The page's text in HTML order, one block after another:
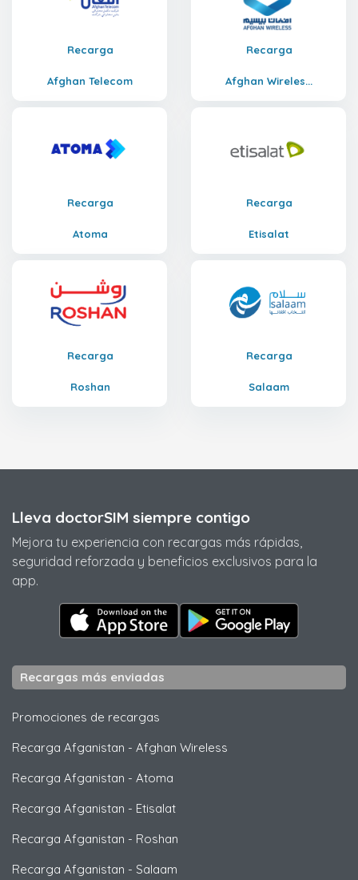
Recarga
Afghan Telecom
Recarga
Afghan Wireles...
Recarga
Atoma
Recarga
Etisalat
Recarga
Roshan
Recarga
Salaam
Lleva doctorSIM siempre contigo
Mejora tu experiencia con recargas más rápidas,
seguridad reforzada y beneficios exclusivos para la
app.
Recargas más enviadas
Promociones de recargas
Recarga Afganistan - Afghan Wireless
Recarga Afganistan - Atoma
Recarga Afganistan - Etisalat
Recarga Afganistan - Roshan
Recarga Afganistan - Salaam